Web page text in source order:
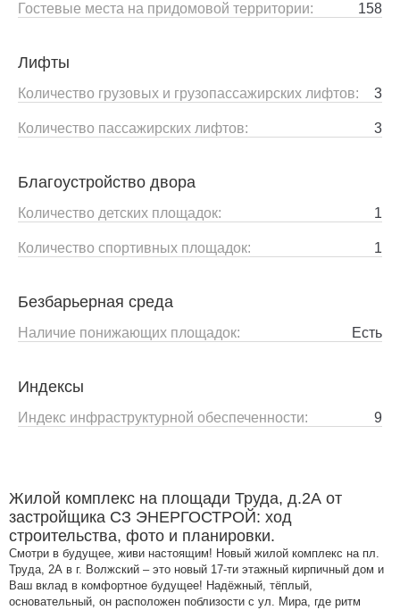
Гостевые места на придомовой территории: 158
Лифты
Количество грузовых и грузопассажирских лифтов: 3
Количество пассажирских лифтов: 3
Благоустройство двора
Количество детских площадок: 1
Количество спортивных площадок: 1
Безбарьерная среда
Наличие понижающих площадок: Есть
Индексы
Индекс инфраструктурной обеспеченности: 9
Жилой комплекс на площади Труда, д.2А от
застройщика СЗ ЭНЕРГОСТРОЙ: ход
строительства, фото и планировки.
Смотри в будущее, живи настоящим! Новый жилой комплекс на пл.
Труда, 2А в г. Волжский – это новый 17-ти этажный кирпичный дом и
Ваш вклад в комфортное будущее! Надёжный, тёплый,
основательный, он расположен поблизости с ул. Мира, где ритм